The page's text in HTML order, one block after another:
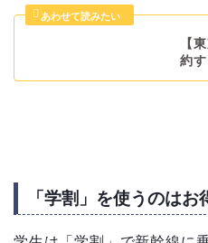
【
約
「学割」を使うのはお